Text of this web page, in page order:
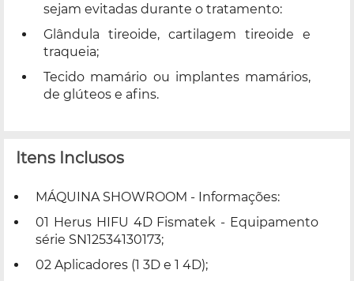
sejam evitadas durante o tratamento:
Glândula tireoide, cartilagem tireoide e
traqueia;
Tecido mamário ou implantes mamários,
de glúteos e afins.
Itens Inclusos
MÁQUINA SHOWROOM - Informações:
01 Herus HIFU 4D Fismatek - Equipamento
série SN12534130173;
02 Aplicadores (1 3D e 1 4D);